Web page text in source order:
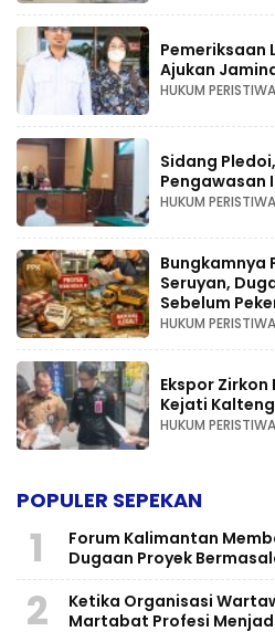
Pemeriksaan
Ajukan
HUKUM PERISTIWA
Sidang
Pengawasan
HUKUM PERISTIWA
Bungkamnya
Seruyan,
Sebelum
HUKUM PERISTIWA
Ekspor
Kejati
HUKUM PERISTIWA
POPULER SEPEKAN
1
Forum Kalimantan
Dugaan Proyek
2
Ketika Organisasi
Martabat Profesi